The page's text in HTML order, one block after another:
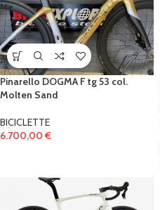
Pinarello DOGMA F tg 53 col.
Molten Sand
BICICLETTE
6.700,00 €